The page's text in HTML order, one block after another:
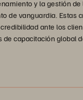
y la gestión
de vanguardia. Estas
ante los
capacitación global